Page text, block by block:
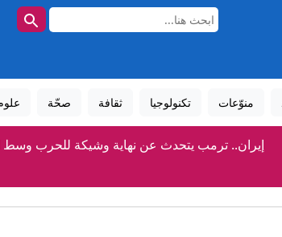
منوّعات تكنولوجيا ثقافة صحّة
إيران.. ترمب يتحدث عن نهاية وشيكة للحرب وسط
أوكرانيا والناتو.. عضوية مؤجلة أم